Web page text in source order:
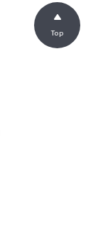
Top